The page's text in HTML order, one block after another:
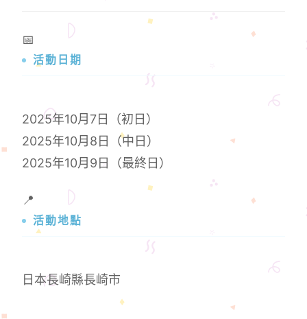
📅
活動日期
2025年10月7日（初日）
2025年10月8日（中日）
2025年10月9日（最終日）
📍
活動地點
日本長崎縣長崎市